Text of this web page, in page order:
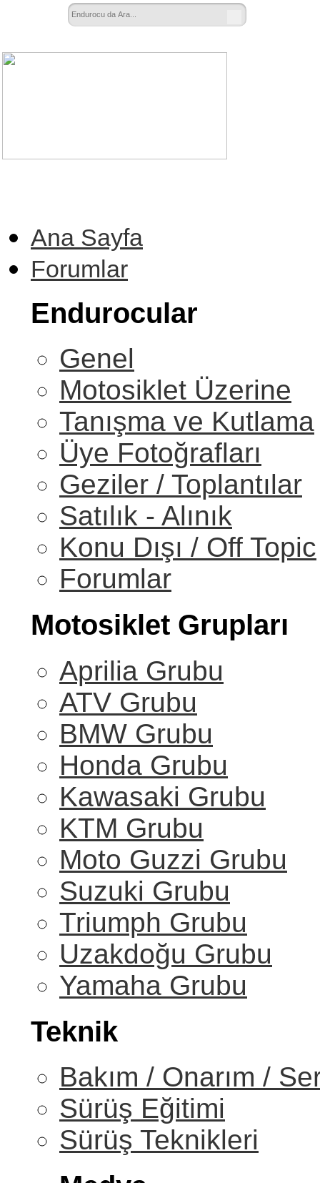
Ana Sayfa
Forumlar
Endurocular
Genel
Motosiklet Üzerine
Tanışma ve Kutlama
Üye Fotoğrafları
Geziler / Toplantılar
Satılık - Alınık
Konu Dışı / Off Topic
Forumlar
Motosiklet Grupları
Aprilia Grubu
ATV Grubu
BMW Grubu
Honda Grubu
Kawasaki Grubu
KTM Grubu
Moto Guzzi Grubu
Suzuki Grubu
Triumph Grubu
Uzakdoğu Grubu
Yamaha Grubu
Teknik
Bakım / Onarım /
Sürüş Eğitimi
Sürüş Teknikleri